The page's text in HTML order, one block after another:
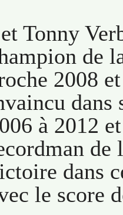
Tonny
de
2008
dans
à 2012
de
dans
le score